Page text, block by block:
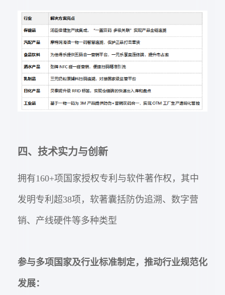
四、技术实力与创新
拥有160+项国家授权专利与软件著作权，其中
发明专利超38项，软著囊括防伪追溯、数字营
销、产线硬件等多种类型
参与多项国家及行业标准制定，推动行业规范化
发展：